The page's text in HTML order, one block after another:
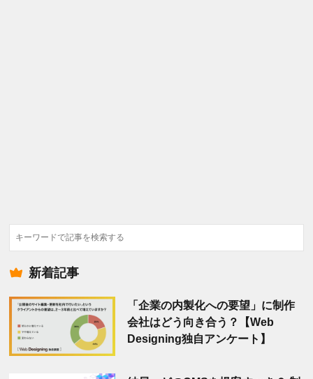
検
索
新着記事
「企業の内製化への要望」に制作
会社はどう向き合う？【Web
Designing独自アンケート】